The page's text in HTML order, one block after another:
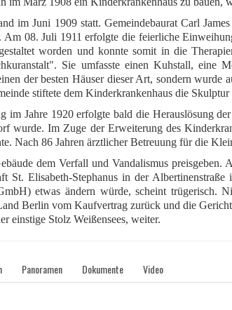
im Juni 1909 statt. Gemeindebaurat Carl
08. Juli 1911 erfolgte die feierliche
worden und konnte somit in die
Sie umfasste einen Kuhstall, eine
der besten Häuser dieser Art, sondern
stiftete dem Kinderkrankenhaus die Skulptur
im Jahre 1920 erfolgte bald die Herauslösung
wurde. Im Zuge der Erweiterung des
Nach 86 Jahren ärztlicher Betreuung für die
dem Verfall und Vandalismus
St. Elisabeth-Stephanus in der
etwas ändern würde, scheint trügerisch.
Berlin vom Kaufvertrag zurück und die
einstige Stolz Weißensees, weiter.
Panoramen Dokumente Video